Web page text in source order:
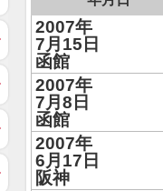
2007年
7月15日
函館
2007年
7月8日
函館
2007年
6月17日
阪神